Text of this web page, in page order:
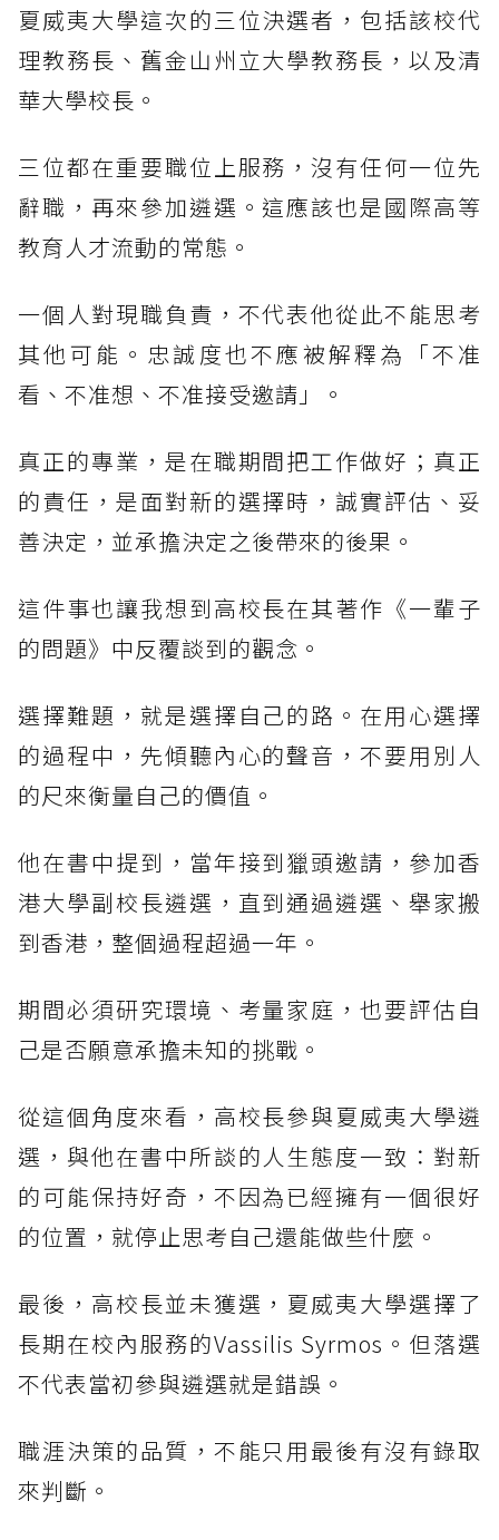
夏威夷大學這次的三位決選者，包括該校代
理教務長、舊金山州立大學教務長，以及清
華大學校長。
三位都在重要職位上服務，沒有任何一位先
辭職，再來參加遴選。這應該也是國際高等
教育人才流動的常態。
一個人對現職負責，不代表他從此不能思考
其他可能。忠誠度也不應被解釋為「不准
看、不准想、不准接受邀請」。
真正的專業，是在職期間把工作做好；真正
的責任，是面對新的選擇時，誠實評估、妥
善決定，並承擔決定之後帶來的後果。
這件事也讓我想到高校長在其著作《一輩子
的問題》中反覆談到的觀念。
選擇難題，就是選擇自己的路。在用心選擇
的過程中，先傾聽內心的聲音，不要用別人
的尺來衡量自己的價值。
他在書中提到，當年接到獵頭邀請，參加香
港大學副校長遴選，直到通過遴選、舉家搬
到香港，整個過程超過一年。
期間必須研究環境、考量家庭，也要評估自
己是否願意承擔未知的挑戰。
從這個角度來看，高校長參與夏威夷大學遴
選，與他在書中所談的人生態度一致：對新
的可能保持好奇，不因為已經擁有一個很好
的位置，就停止思考自己還能做些什麼。
最後，高校長並未獲選，夏威夷大學選擇了
長期在校內服務的Vassilis Syrmos。但落選
不代表當初參與遴選就是錯誤。
職涯決策的品質，不能只用最後有沒有錄取
來判斷。